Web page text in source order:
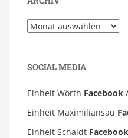
Archiv
SOCIAL MEDIA
Einheit Wörth Facebook /
Einheit Maximiliansau
Einheit Schaidt Facebook